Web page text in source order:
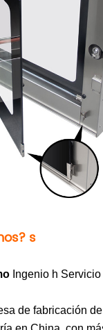
s
Ingenio h
de fabricación